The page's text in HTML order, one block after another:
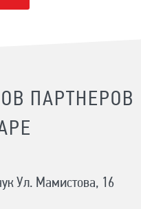
ПАРТНЕРОВ
Ул. Мамистова, 16